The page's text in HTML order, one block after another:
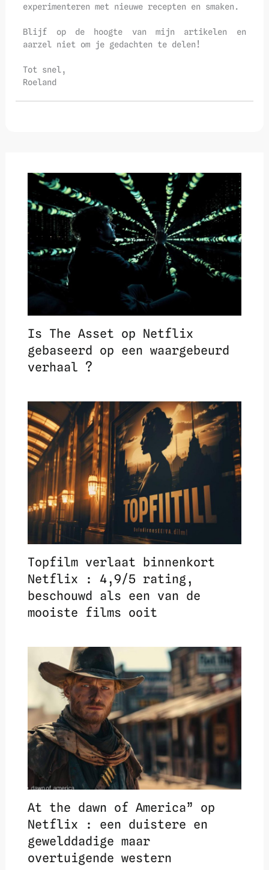
experimenteren met nieuwe recepten en smaken.
Blijf op de hoogte van mijn artikelen en
aarzel niet om je gedachten te delen!
Tot snel,
Roeland
Is The Asset op Netflix
gebaseerd op een waargebeurd
verhaal ?
Topfilm verlaat binnenkort
Netflix : 4,9/5 rating,
beschouwd als een van de
mooiste films ooit
At the dawn of America” op
Netflix : een duistere en
gewelddadige maar
overtuigende western